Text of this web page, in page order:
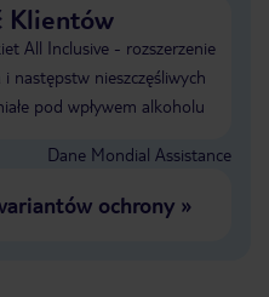
Klientów
All Inclusive - rozszerzenie
następstw nieszczęśliwych
pod wpływem alkoholu
Dane Mondial Assistance
ochrony»